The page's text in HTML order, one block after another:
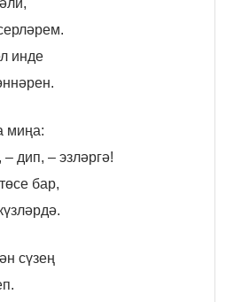
инде
миңа:
дип, – эзләргә!
бар,
сүзең